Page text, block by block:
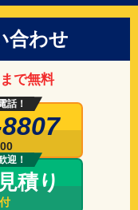
合わせ
で無料
話！
迎！
積り